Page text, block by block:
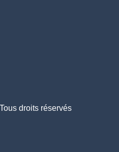
droits réservés